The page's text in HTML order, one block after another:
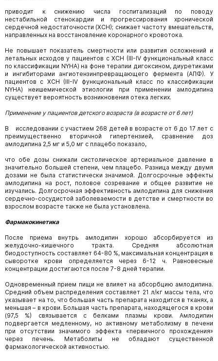
приводит к снижению числа госпитализаций по поводу
нестабильной стенокардии и прогрессирования хронической
сердечной недостаточности (ХСН); снижает частоту вмешательств,
направленных на восстановление коронарного кровотока.
Не повышает показатель смертности или развития осложнений и
летальных исходов у пациентов с ХСН (III-IV функциональный класс
по классификации NYHA) на фоне терапии дигоксином, диуретиками
и ингибиторами ангиотензинпревращающего фермента (АПФ). У
пациентов с ХСН (III-IV функциональный класс по классификации
NYHA) неишемической этиологии при применении амлодипина
существует вероятность возникновения отека легких.
Применение у пациентов детского возраста (в возрасте от 6 лет)
В исследовании с участием 268 детей в возрасте от 6 до 17 лет с
преимущественно вторичной гипертензией, сравнение доз
амлодипина 2,5 мг и 5,0 мг с плацебо показало,
что обе дозы снижали систолическое артериальное давление в
значительно большей степени, чем плацебо. Разница между двумя
дозами не была статистически значимой. Долгосрочные эффекты
амлодипина на рост, половое созревание и общее развитие не
изучались. Долгосрочная эффективность амлодипина для снижения
сердечно-сосудистой заболеваемости в детстве и смертности во
взрослом возрасте также не была установлена.
Фармакокинетика
После приема внутрь амлодипин хорошо абсорбируется из
желудочно-кишечного тракта. Средняя абсолютная
биодоступность составляет 64-80 %, максимальная концентрация в
сыворотке крови определяется через 6-12 ч. Равновесные
концентрации достигаются после 7-8 дней терапии.
Одновременный прием пищи не влияет на абсорбцию амлодипина.
Средний объем распределения составляет 21 л/кг массы тела, что
указывает на то, что большая часть препарата находится в тканях, а
меньшая – в крови. Большая часть препарата, находящегося в крови
(97,5 %) связывается с белками плазмы крови. Амлодипин
подвергается медленному, но активному метаболизму в печени
при отсутствии значимого эффекта «первичного прохождения»
через печень. Метаболиты не обладают существенной
фармакологической активностью.